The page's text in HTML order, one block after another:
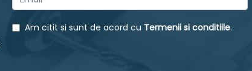
Am citit si sunt de acord cu Termenii si conditiile.